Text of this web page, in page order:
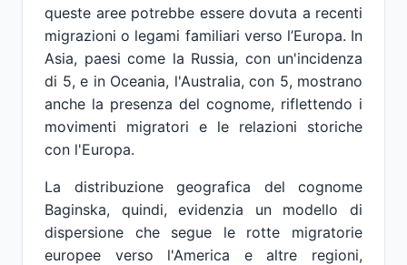
queste aree potrebbe essere dovuta a recenti
migrazioni o legami familiari verso l’Europa. In
Asia, paesi come la Russia, con un'incidenza
di 5, e in Oceania, l'Australia, con 5, mostrano
anche la presenza del cognome, riflettendo i
movimenti migratori e le relazioni storiche
con l'Europa.
La distribuzione geografica del cognome
Baginska, quindi, evidenzia un modello di
dispersione che segue le rotte migratorie
europee verso l'America e altre regioni,